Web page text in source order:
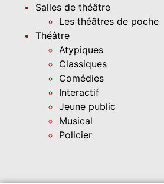
Salles de théâtre
Les théâtres de poche
Théâtre
Atypiques
Classiques
Comédies
Interactif
Jeune public
Musical
Policier